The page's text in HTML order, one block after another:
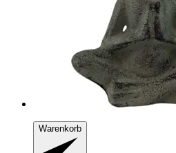
Warenkorb